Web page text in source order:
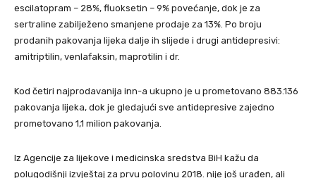
escilatopram – 28%, fluoksetin – 9% povećanje, dok je za
sertraline zabilježeno smanjene prodaje za 13%. Po broju
prodanih pakovanja lijeka dalje ih slijede i drugi antidepresivi:
amitriptilin, venlafaksin, maprotilin i dr.
Kod četiri najprodavanija inn-a ukupno je u prometovano 883.136
pakovanja lijeka, dok je gledajući sve antidepresive zajedno
prometovano 1,1 milion pakovanja.
Iz Agencije za lijekove i medicinska sredstva BiH kažu da
polugodišnji izvještaj za prvu polovinu 2018. nije još urađen, ali